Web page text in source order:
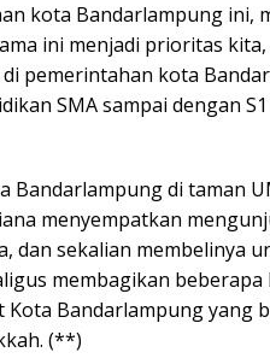
kota Bandarlampung ini,
ini menjadi prioritas
pemerintahan kota
SMA sampai dengan
Bandarlampung di taman
menyempatkan
dan sekalian membelinya
membagikan
Kota Bandarlampung yang
(**)